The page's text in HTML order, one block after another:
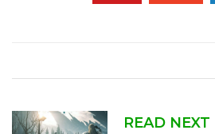
READ NEXT